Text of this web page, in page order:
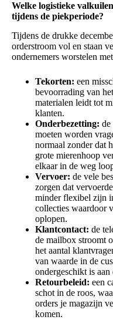
Welke logistieke
tijdens de piekperiode?
Tijdens de drukke
orderstroom vol en staan
ondernemers worstelen
Tekorten: een
bevoorrading van
materialen leidt tot
klanten.
Onderbezetting: de
moeten worden
normaal zonder dat
grote mierenhoop
elkaar in de weg
Vervoer: de vele
zorgen dat
minder flexibel zijn
collecties waardoor
oplopen.
Klantcontact: de
de mailbox stroomt
het aantal
van waarde in de
ondergeschikt is
Retourbeleid: een
schot in de roos,
orders je magazijn
komen.